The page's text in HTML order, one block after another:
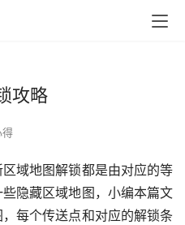
攻略
得
域地图解锁都是由对应的等
隐藏区域地图，小编本篇文
每个传送点和对应的解锁条